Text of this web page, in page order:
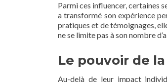
Parmi ces influencer, certaines
a transformé son expérience
pratiques et de témoignages,
ne se limite pas à son nombre
Le pouvoir de
Au-delà de leur impact